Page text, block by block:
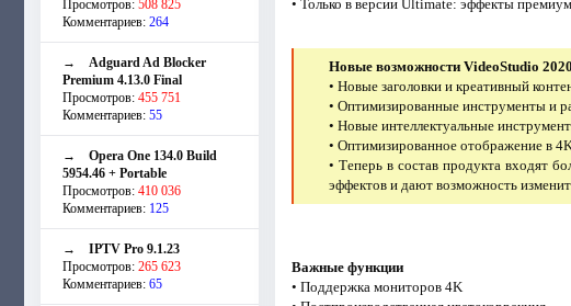
Просмотров: 508 825
Комментариев: 264
→ Adguard Ad Blocker
Premium 4.13.0 Final
Просмотров: 455 751
Комментариев: 55
→ Opera One 134.0 Build
5954.46 + Portable
Просмотров: 410 036
Комментариев: 125
→ IPTV Pro 9.1.23
Просмотров: 265 623
Комментариев: 65
• Только в версии Ultimate: эффекты
Новые возможности VideoStudio
• Новые заголовки и креативный
• Оптимизированные инструменты и
• Новые интеллектуальные
• Оптимизированное отображение в
• Теперь в состав продукта входят
эффектов и дают возможность
Важные функции
• Поддержка мониторов 4K